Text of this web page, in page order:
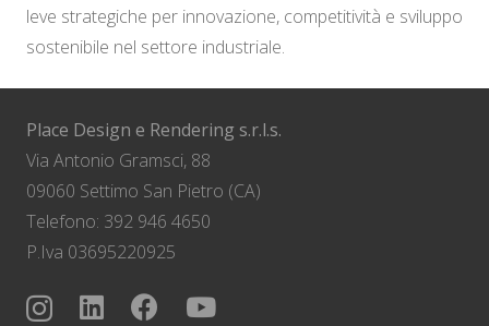
leve strategiche per innovazione, competitività e sviluppo
sostenibile nel settore industriale.
Place Design e Rendering s.r.l.s.
Via Antonio Gramsci, 88
09060 Settimo San Pietro (CA)
Telefono: 392 946 4650
P.Iva 03695220925